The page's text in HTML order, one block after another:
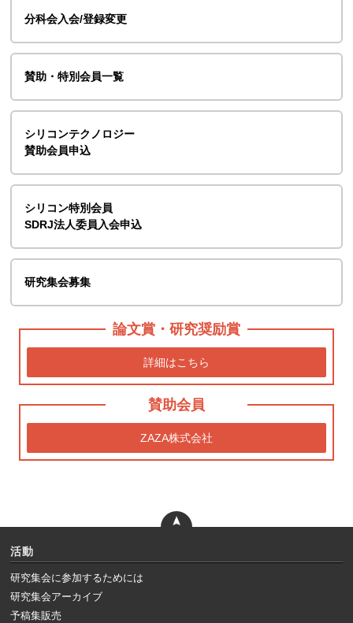
分科会入会/登録変更
賛助・特別会員一覧
シリコンテクノロジー
賛助会員申込
シリコン特別会員
SDRJ法人委員入会申込
研究集会募集
論文賞・研究奨励賞
詳細はこちら
賛助会員
ZAZA株式会社
活動
研究集会に参加するためには
研究集会アーカイブ
予稿集販売